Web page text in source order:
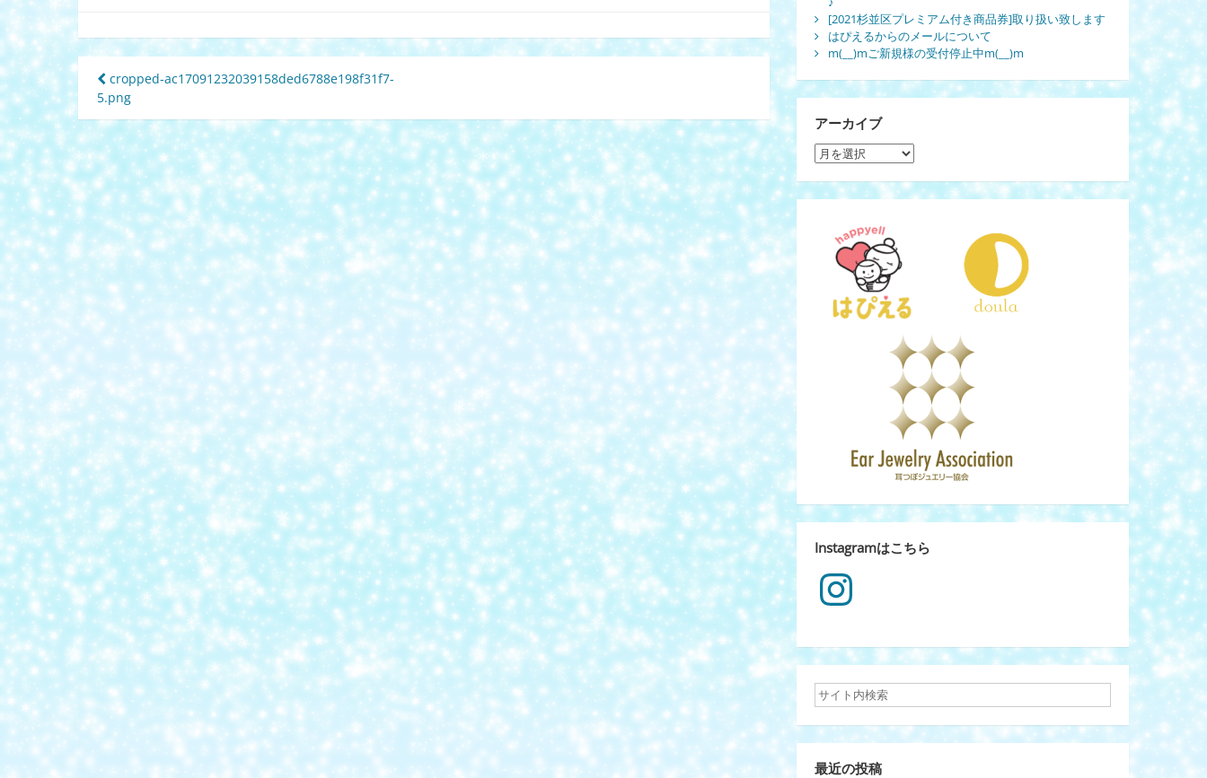
投
稿
ナ
ビ
ゲ
ー
シ
ョ
ン
cropped-ac17091232039158ded6788e198f31f7-
5.png
[2021杉並区プレミアム付き商品券]取り扱い致します
はぴえるからのメールについて
m(__)mご新規様の受付停止中m(__)m
アーカイブ
ア
ー
カ
イ
Instagramはこちら
Instagram
最近の投稿